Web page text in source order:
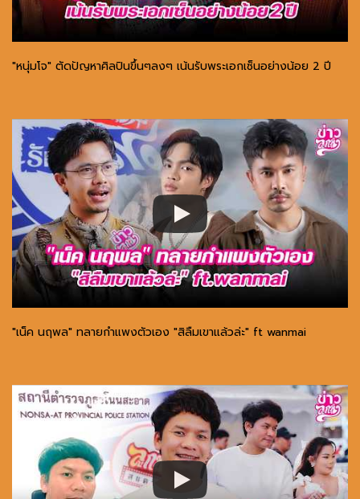
"หนุ่มโจ" ตัดปัญหาศิลปินขึ้นๆลงๆ เน้นรับพระเอกเซ็นอย่างน้อย 2 ปี
"เน็ค นฤพล" ทลายกำแพงตัวเอง "สิลืมเขาแล้วล่ะ" ft wanmai